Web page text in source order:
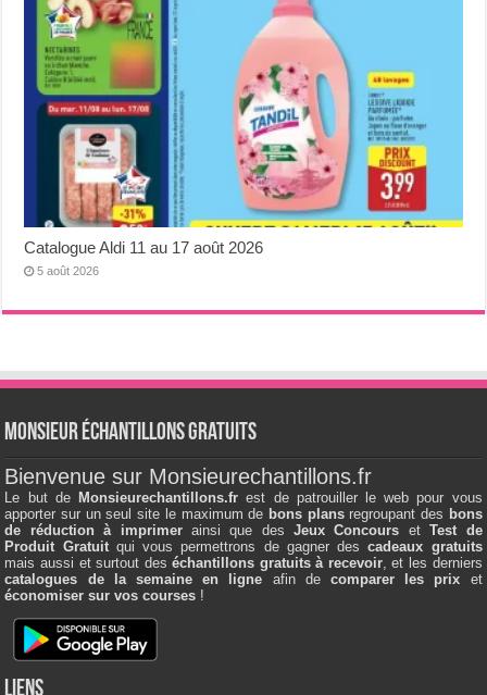
Catalogue Aldi 11 au 17 août 2026
5 août 2026
Monsieur échantillons Gratuits
Bienvenue sur Monsieurechantillons.fr
Le but de Monsieurechantillons.fr est de patrouiller le web pour vous
apporter sur un seul site le maximum de bons plansregroupant des bons
de réduction à imprimerainsi que desJeux Concours etTest de
Produit Gratuitqui vous permettrons de gagner descadeaux gratuits
mais aussi et surtout deséchantillons gratuits à recevoir, et les derniers
catalogues de la semaine en ligne afin de comparer les prix et
économiser sur vos courses !